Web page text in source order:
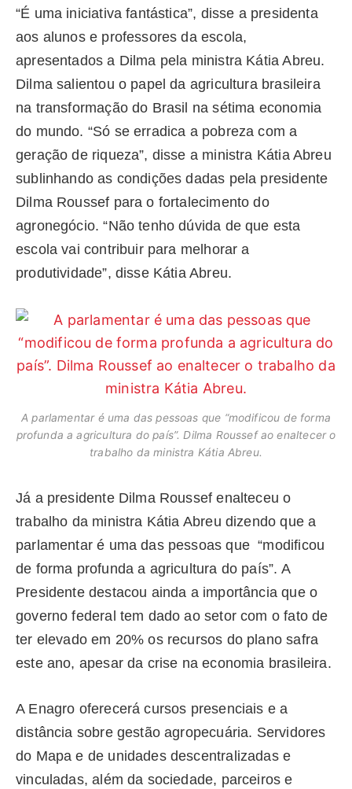
“É uma iniciativa fantástica”, disse a presidenta
aos alunos e professores da escola,
apresentados a Dilma pela ministra Kátia Abreu.
Dilma salientou o papel da agricultura brasileira
na transformação do Brasil na sétima economia
do mundo. “Só se erradica a pobreza com a
geração de riqueza”, disse a ministra Kátia Abreu
sublinhando as condições dadas pela presidente
Dilma Roussef para o fortalecimento do
agronegócio. “Não tenho dúvida de que esta
escola vai contribuir para melhorar a
produtividade”, disse Kátia Abreu.
A parlamentar é uma das pessoas que “modificou de forma
profunda a agricultura do país”. Dilma Roussef ao enaltecer o
trabalho da ministra Kátia Abreu.
Já a presidente Dilma Roussef enalteceu o
trabalho da ministra Kátia Abreu dizendo que a
parlamentar é uma das pessoas que “modificou
de forma profunda a agricultura do país”. A
Presidente destacou ainda a importância que o
governo federal tem dado ao setor com o fato de
ter elevado em 20% os recursos do plano safra
este ano, apesar da crise na economia brasileira.
A Enagro oferecerá cursos presenciais e a
distância sobre gestão agropecuária. Servidores
do Mapa e de unidades descentralizadas e
vinculadas, além da sociedade, parceiros e